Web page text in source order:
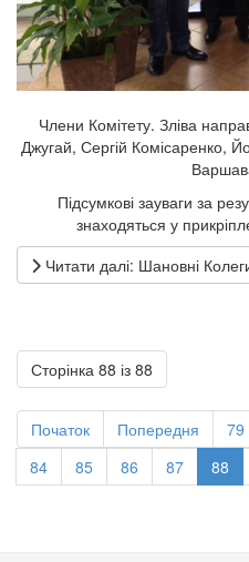
Члени Комітету. Зліва
Джугай, Сергій Комісаренко,
Підсумкові зауваги за
знаходяться у
Читати далі: Шановні
Сторінка 88 із 88
Початок Попередня 79
84
85 86 87 88